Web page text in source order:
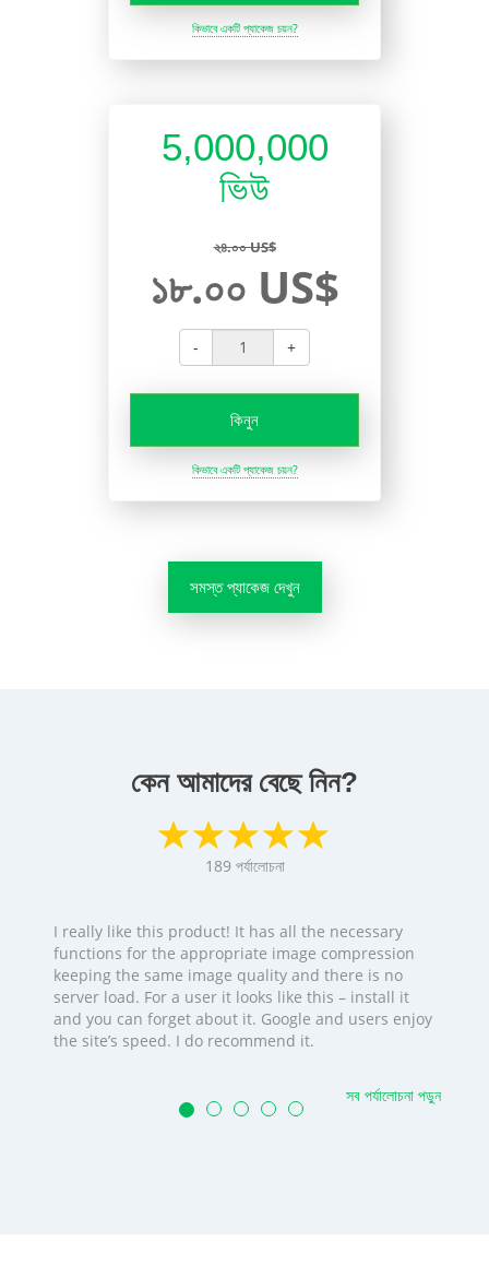
কিভাবে একটি প্যাকেজ চয়ন?
5,000,000
ভিউ
২৪.০০ US$
১৮.০০ US$
- +
কিনুন
কিভাবে একটি প্যাকেজ চয়ন?
সমস্ত প্যাকেজ দেখুন
কেন আমাদের বেছে নিন?
189 পর্যালোচনা
I really like this product! It has all the necessary
functions for the appropriate image compression
keeping the same image quality and there is no
server load. For a user it looks like this – install it
and you can forget about it. Google and users enjoy
the site’s speed. I do recommend it.
সব পর্যালোচনা পড়ুন